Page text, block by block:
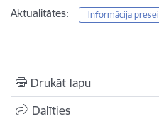
Aktualitātes: Informācija presei
Drukāt lapu
Dalīties